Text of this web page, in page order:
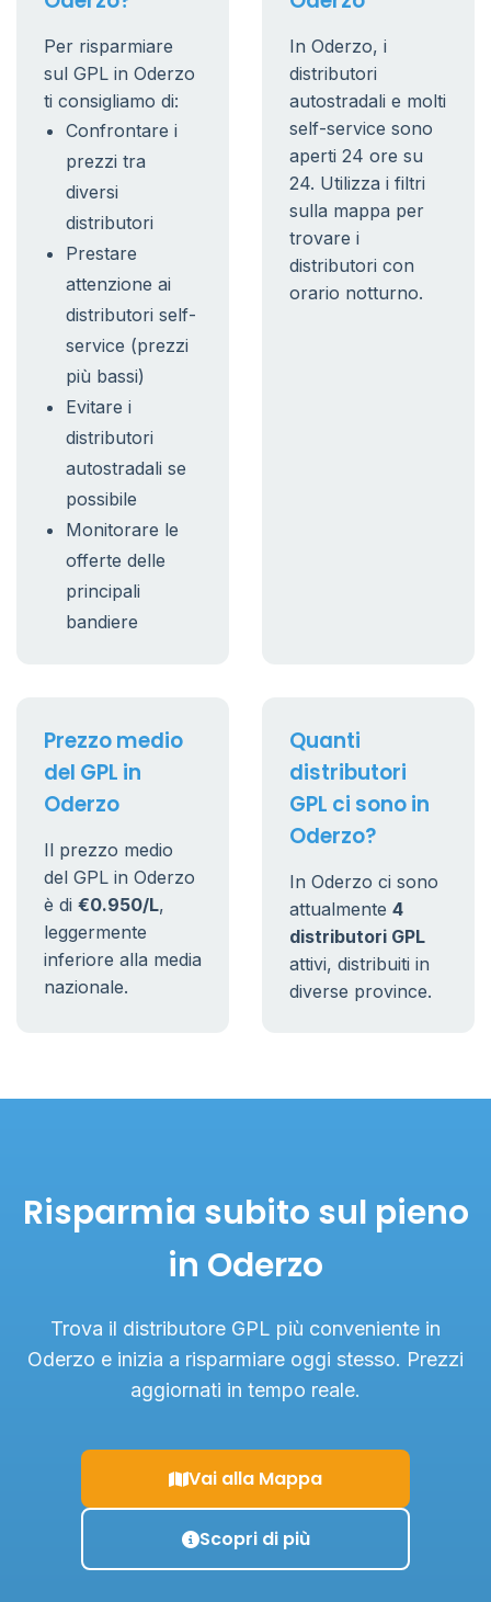
Per risparmiare
sul GPL in Oderzo
ti consigliamo di:
Confrontare i
prezzi tra
diversi
distributori
Prestare
attenzione ai
distributori self-
service (prezzi
più bassi)
Evitare i
distributori
autostradali se
possibile
Monitorare le
offerte delle
principali
bandiere
In Oderzo, i
distributori
autostradali e molti
self-service sono
aperti 24 ore su
24. Utilizza i filtri
sulla mappa per
trovare i
distributori con
orario notturno.
Prezzo medio
del GPL in
Oderzo
Il prezzo medio
del GPL in Oderzo
è di €0.950/L,
leggermente
inferiore alla media
nazionale.
Quanti
distributori
GPL ci sono in
Oderzo?
In Oderzo ci sono
attualmente 4
distributori GPL
attivi, distribuiti in
diverse province.
Risparmia subito sul pieno
in Oderzo
Trova il distributore GPL più conveniente in
Oderzo e inizia a risparmiare oggi stesso. Prezzi
aggiornati in tempo reale.
Vai alla Mappa
Scopri di più